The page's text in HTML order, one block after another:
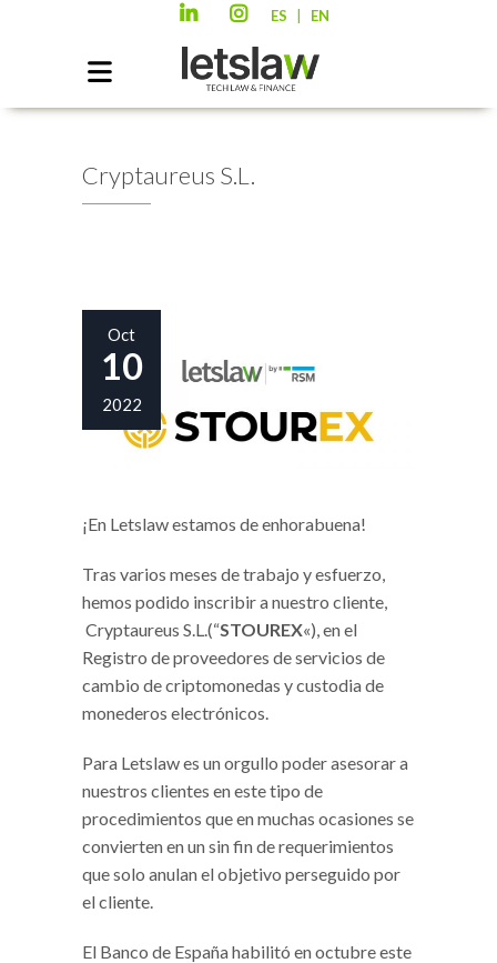
ES EN
Cryptaureus S.L.
Oct
10
2022
¡En Letslaw estamos de enhorabuena!
Tras varios meses de trabajo y esfuerzo,
hemos podido inscribir a nuestro cliente,
Cryptaureus S.L.(“STOUREX«), en el
Registro de proveedores de servicios de
cambio de criptomonedas y custodia de
monederos electrónicos.
Para Letslaw es un orgullo poder asesorar a
nuestros clientes en este tipo de
procedimientos que en muchas ocasiones se
convierten en un sin fin de requerimientos
que solo anulan el objetivo perseguido por
el cliente.
El Banco de España habilitó en octubre este